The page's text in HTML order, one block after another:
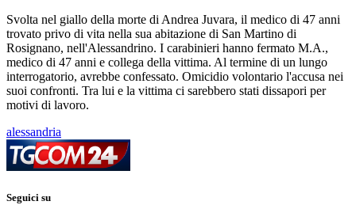
Svolta nel giallo della morte di Andrea Juvara, il medico di 47 anni
trovato privo di vita nella sua abitazione di San Martino di
Rosignano, nell'Alessandrino. I carabinieri hanno fermato M.A.,
medico di 47 anni e collega della vittima. Al termine di un lungo
interrogatorio, avrebbe confessato. Omicidio volontario l'accusa nei
suoi confronti. Tra lui e la vittima ci sarebbero stati dissapori per
motivi di lavoro.
alessandria
Seguici su